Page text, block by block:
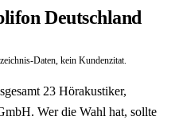
Deutschland
Daten, kein Kundenzitat.
23 Hörakustiker,
Wer die Wahl hat, sollte